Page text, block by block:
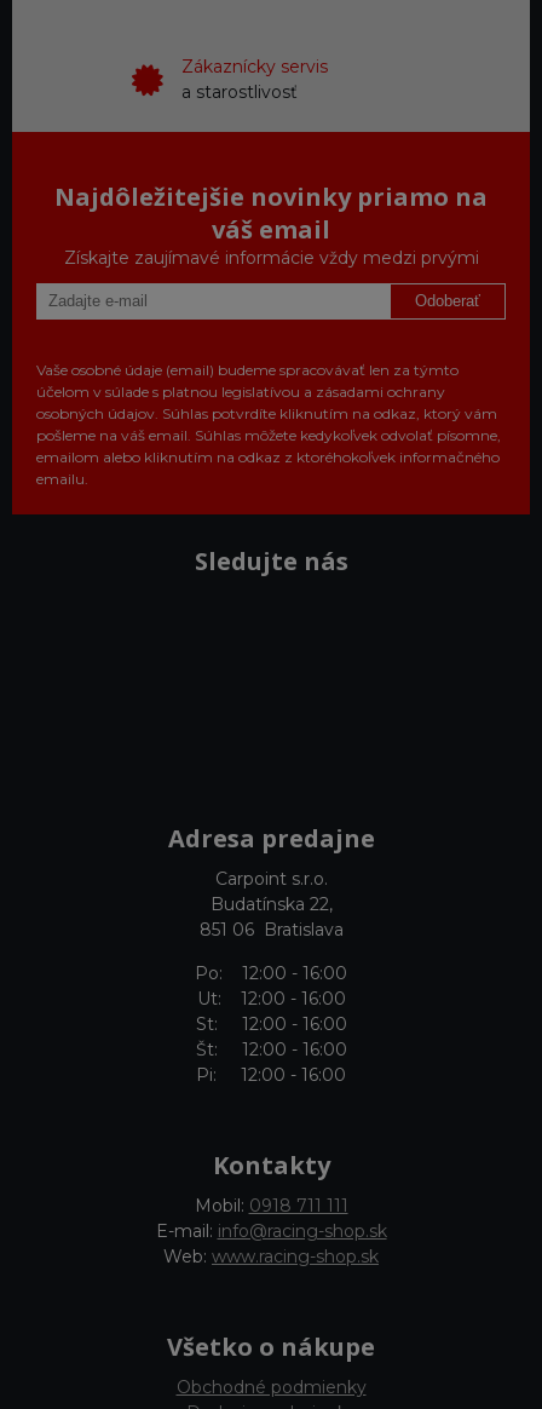
Zákaznícky servis
a starostlivosť
Najdôležitejšie novinky priamo na
váš email
Získajte zaujímavé informácie vždy medzi prvými
Odoberať
Vaše osobné údaje (email) budeme spracovávať len za týmto
účelom v súlade s platnou legislatívou a zásadami ochrany
osobných údajov. Súhlas potvrdíte kliknutím na odkaz, ktorý vám
pošleme na váš email. Súhlas môžete kedykoľvek odvolať písomne,
emailom alebo kliknutím na odkaz z ktoréhokoľvek informačného
emailu.
Sledujte nás
Adresa predajne
Carpoint s.r.o.
Budatínska 22,
851 06 Bratislava
Po: 12:00 - 16:00
Ut: 12:00 - 16:00
St: 12:00 - 16:00
Št: 12:00 - 16:00
Pi: 12:00 - 16:00
Kontakty
Mobil: 0918 711 111
E-mail: info@racing-shop.sk
Web: www.racing-shop.sk
Všetko o nákupe
Obchodné podmienky